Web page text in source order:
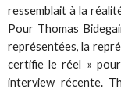
ressemblait à la
Pour Thomas
représentées, la
certifie le réel »
interview récente.